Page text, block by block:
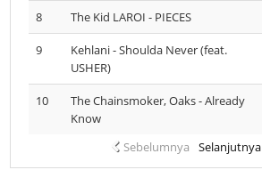
8 The Kid LAROI - PIECES
9
Kehlani - Shoulda Never (feat.
USHER)
10
The Chainsmoker, Oaks - Already
Know
Sebelumnya
Selanjutnya